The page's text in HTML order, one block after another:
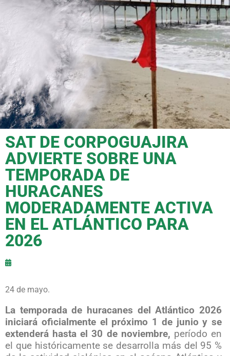
SAT DE CORPOGUAJIRA
ADVIERTE SOBRE UNA
TEMPORADA DE
HURACANES
MODERADAMENTE ACTIVA
EN EL ATLÁNTICO PARA
2026
24 de mayo.
La temporada de huracanes del Atlántico 2026
iniciará oficialmente el próximo 1 de junio y se
extenderá hasta el 30 de noviembre, período en
el que históricamente se desarrolla más del 95 %